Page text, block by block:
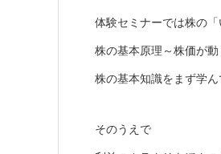
体験セミナーでは株の「
株の基本原理～株価が
株の基本知識をまず学ん
そのうえで